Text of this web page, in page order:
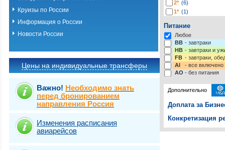
Круизы по России
Информация о России
Новости России
Цены на индивидуальные трансферы
Важно! Необходимо знать
перед бронированием
направления Россия
Изменения расписания
авиарейсов
2* (6)
1* (1)
Питание
Любое
BB - завтраки
HB - завтраки и
FB - завтраки,
AI
- все включено
AO - без питания
Дополнительно
Доплата за
Конкретизация